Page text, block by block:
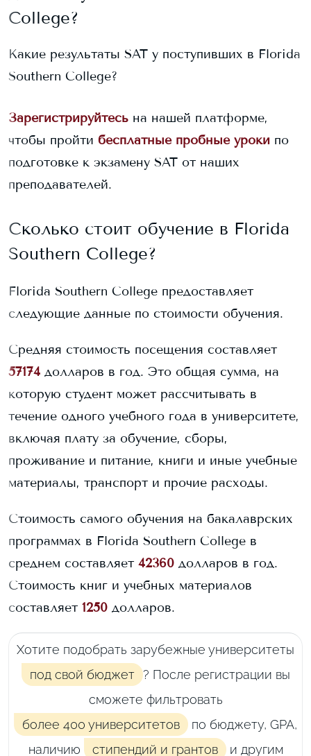
College?
Какие результаты SAT у поступивших в Florida
Southern College?
Зарегистрируйтесь на нашей платформе,
чтобы пройти бесплатные пробные уроки по
подготовке к экзамену SAT от наших
преподавателей.
Сколько стоит обучение в Florida
Southern College?
Florida Southern College предоставляет
следующие данные по стоимости обучения.
Средняя стоимость посещения составляет
57174 долларов в год. Это общая сумма, на
которую студент может рассчитывать в
течение одного учебного года в университете,
включая плату за обучение, сборы,
проживание и питание, книги и иные учебные
материалы, транспорт и прочие расходы.
Стоимость самого обучения на бакалаврских
программах в Florida Southern College в
среднем составляет 42360 долларов в год.
Стоимость книг и учебных материалов
составляет 1250 долларов.
Хотите подобрать зарубежные университеты
под свой бюджет ? После регистрации вы
сможете фильтровать
более 400 университетов
по бюджету, GPA,
наличию
стипендий и грантов и другим